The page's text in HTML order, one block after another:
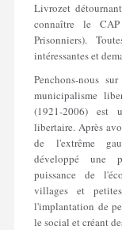
Livrozet
connaître le
Prisonniers).
intéressantes et
Penchons-nous
municipalisme
(1921-2006) est
libertaire. Après
de l'extrême
développé une
puissance de
villages et
l'implantation de
le social et créant